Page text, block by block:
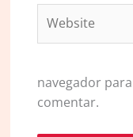
navegador
comentar.